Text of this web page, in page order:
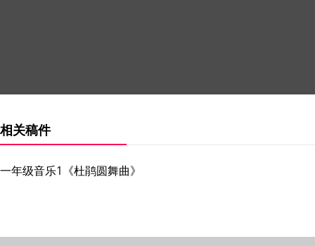
相关稿件
一年级音乐1《杜鹃圆舞曲》